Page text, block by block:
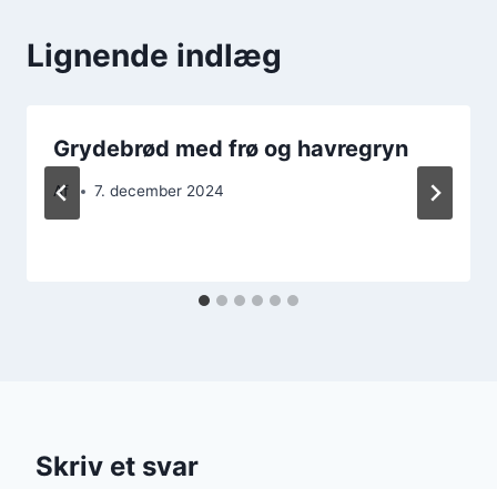
Lignende indlæg
Grydebrød med frø og havregryn
Af 7. december 2024
Skriv et svar